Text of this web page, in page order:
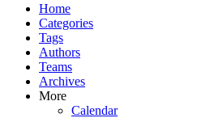
Home
Categories
Tags
Authors
Teams
Archives
More
Calendar